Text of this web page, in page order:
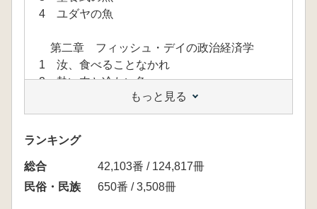
4 ユダヤの魚
第二章 フィッシュ・デイの政治経済学
1 汝、食べることなかれ
2 熱い肉と冷たい魚
4 断食の経済学
5 充満する粘液
6 ポリティカル・フィッシュ・デイ
第三章 ニシンとハンザ、オランダ
もっと見る
ランキング
総合
42,103番 / 124,817冊
民俗・民族
650番 / 3,508冊